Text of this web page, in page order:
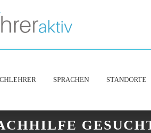
SPRACHEN STANDORTE